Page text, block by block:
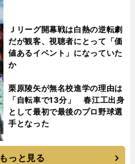
Ｊリーグ開幕戦は白熱の逆転劇
だが観客、視聴者にとって「価
値あるイベント」になっていた
か
栗原陵矢が無名校進学の理由は
「自転車で13分」 春江工出身
として最初で最後のプロ野球選
手となった
もっと見る